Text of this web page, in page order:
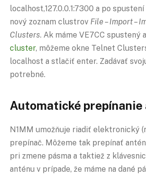
localhost,127.0.0.1:7300 a po
nový zoznam clustrov File – Import –
Clusters. Ak máme VE7CC spustený
cluster, môžeme okne Telnet
localhost a stlačiť enter. Zadávať
potrebné.
Automatické prepínanie
N1MM umožňuje riadiť elektronický
prepínač. Môžeme tak prepínať
pri zmene pásma a taktiež z
anténu v prípade, že máme na dané